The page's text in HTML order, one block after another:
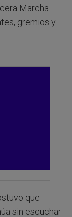
Marcha
gremios y
que
sin escuchar